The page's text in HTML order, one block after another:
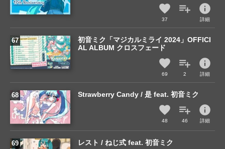
37
info
詳細
初音ミク「マジカルミライ 2024」OFFICI
AL ALBUM クロスフェード
69 2
info
詳細
Strawberry Candy / 是 feat. 初音ミク
48 46
info
詳細
レスト / ねじ式 feat. 初音ミク